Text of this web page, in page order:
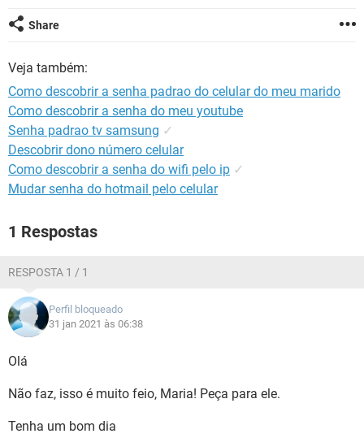
INSTAGRAM
Share
Veja também:
Como descobrir a senha padrao do celular do meu marido
Como descobrir a senha do meu youtube
Senha padrao tv samsung ✓
Descobrir dono número celular
Como descobrir a senha do wifi pelo ip ✓
Mudar senha do hotmail pelo celular
1 Respostas
RESPOSTA 1 / 1
Perfil bloqueado
31 jan 2021 às 06:38
Olá
Não faz, isso é muito feio, Maria! Peça para ele.
Tenha um bom dia